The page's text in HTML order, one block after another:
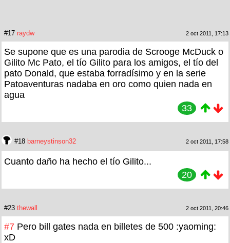
#17 raydw 2 oct 2011, 17:13
Se supone que es una parodia de Scrooge McDuck o
Gilito Mc Pato, el tío Gilito para los amigos, el tío del
pato Donald, que estaba forradísimo y en la serie
Patoaventuras nadaba en oro como quien nada en
agua
33
#18 barneystinson32 2 oct 2011, 17:58
Cuanto daño ha hecho el tío Gilito...
20
#23 thewall 2 oct 2011, 20:46
#7 Pero bill gates nada en billetes de 500 :yaoming:
xD